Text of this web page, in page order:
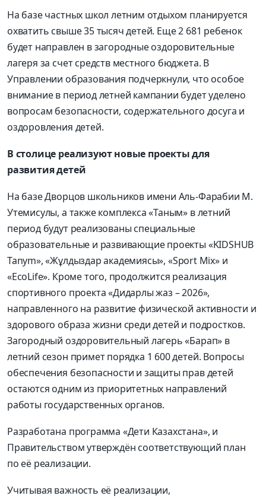
На базе частных школ летним отдыхом планируется
охватить свыше 35 тысяч детей. Еще 2 681 ребенок
будет направлен в загородные оздоровительные
лагеря за счет средств местного бюджета. В
Управлении образования подчеркнули, что особое
внимание в период летней кампании будет уделено
вопросам безопасности, содержательного досуга и
оздоровления детей.
В столице реализуют новые проекты для
развития детей
На базе Дворцов школьников имени Аль-Фарабии М.
Утемисулы, а также комплекса «Таным» в летний
период будут реализованы специальные
образовательные и развивающие проекты «KIDSHUB
Tanym», «Жұлдыздаракадемиясы», «Sport Mix» и
«EcoLife». Кроме того, продолжится реализация
спортивного проекта «Дидарлы жаз – 2026»,
направленного на развитие физической активности и
здорового образа жизни среди детей и подростков.
Загородный оздоровительный лагерь «Барап» в
летний сезон примет порядка 1 600 детей. Вопросы
обеспечения безопасности и защиты прав детей
остаются одним из приоритетных направлений
работы государственных органов.
Разработана программа «Дети Казахстана», и
Правительством утверждён соответствующий план
по её реализации.
Учитывая важность её реализации,